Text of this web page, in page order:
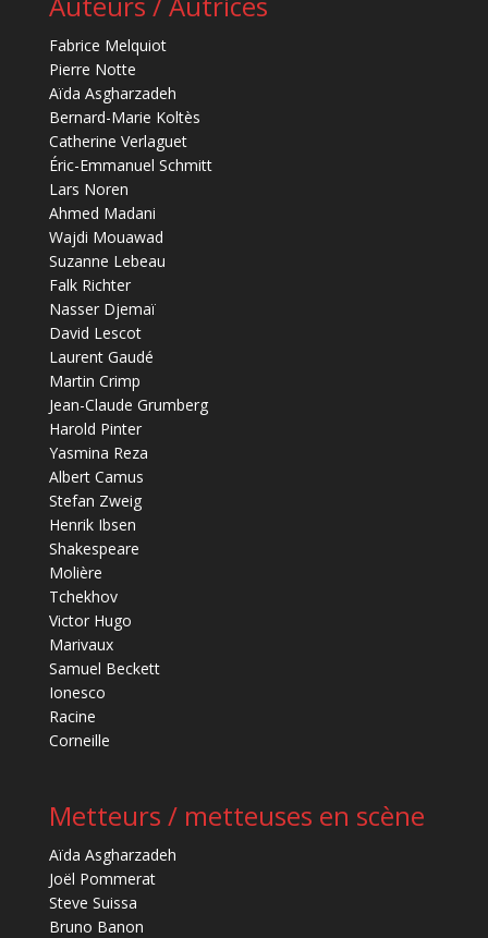
Fabrice Melquiot
Pierre Notte
Aïda Asgharzadeh
Bernard-Marie Koltès
Catherine Verlaguet
Éric-Emmanuel Schmitt
Lars Noren
Ahmed Madani
Wajdi Mouawad
Suzanne Lebeau
Falk Richter
Nasser Djemaï
David Lescot
Laurent Gaudé
Martin Crimp
Jean-Claude Grumberg
Harold Pinter
Yasmina Reza
Albert Camus
Stefan Zweig
Henrik Ibsen
Shakespeare
Molière
Tchekhov
Victor Hugo
Marivaux
Samuel Beckett
Ionesco
Racine
Corneille
Metteurs / metteuses en scène
Aïda Asgharzadeh
Joël Pommerat
Steve Suissa
Bruno Banon